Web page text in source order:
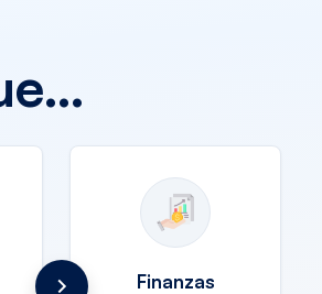
Finanzas